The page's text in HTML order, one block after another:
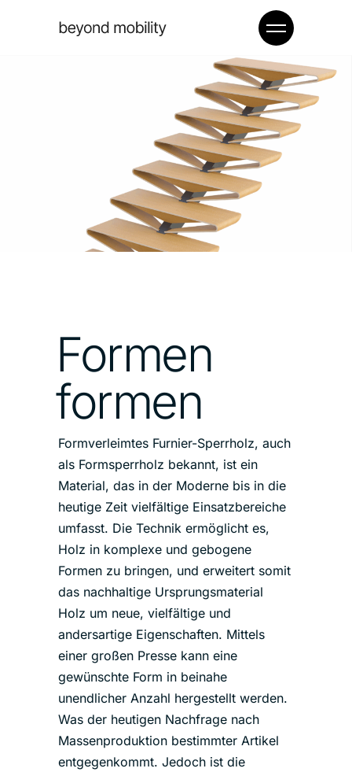
Formen
formen
Formen
formen
Formverleimtes Furnier-Sperrholz, auch
als Formsperrholz bekannt, ist ein
Material, das in der Moderne bis in die
heutige Zeit vielfältige Einsatzbereiche
umfasst. Die Technik ermöglicht es,
Holz in komplexe und gebogene
Formen zu bringen, und erweitert somit
das nachhaltige Ursprungsmaterial
Holz um neue, vielfältige und
andersartige Eigenschaften. Mittels
einer großen Presse kann eine
gewünschte Form in beinahe
unendlicher Anzahl hergestellt werden.
Was der heutigen Nachfrage nach
Massenproduktion bestimmter Artikel
entgegenkommt. Jedoch ist die